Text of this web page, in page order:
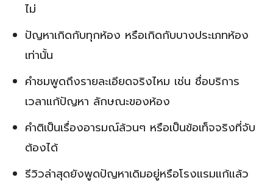
ไม่
ปัญหาเกิดกับทุกห้อง หรือเกิดกับบางประเภทห้อง
เท่านั้น
คำชมพูดถึงรายละเอียดจริงไหม เช่น ชื่อบริการ
เวลาแก้ปัญหา ลักษณะของห้อง
คำติเป็นเรื่องอารมณ์ล้วนๆ หรือเป็นข้อเท็จจริงที่จับ
ต้องได้
รีวิวล่าสุดยังพูดปัญหาเดิมอยู่หรือโรงแรมแก้แล้ว